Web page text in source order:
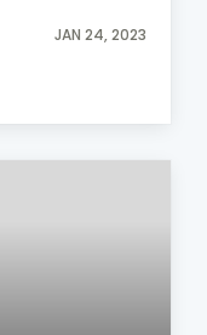
JAN 24, 2023